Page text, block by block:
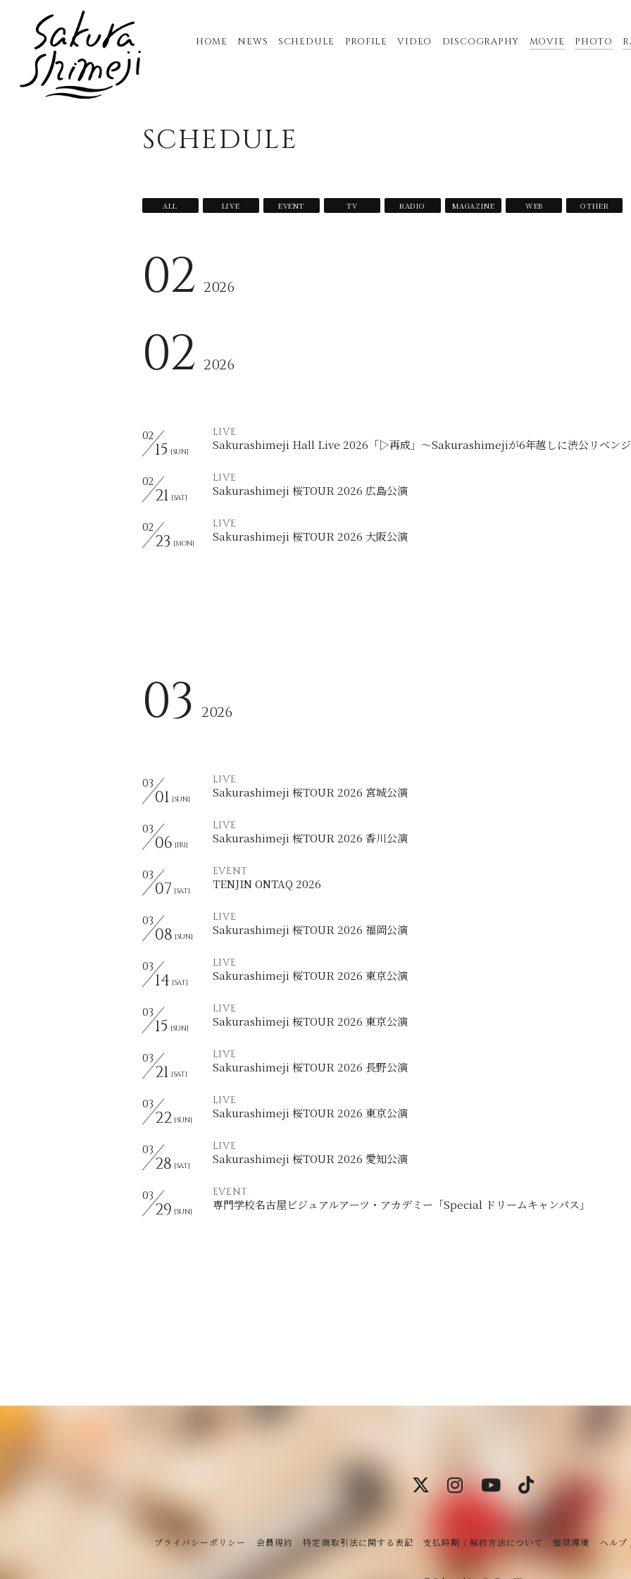
HOME NEWS SCHEDULE PROFILE VIDEO DISCOGRAPHY MOVIE PHOTO
SCHEDULE
ALL LIVE EVENT TV RADIO MAGAZINE WEB OTHER
02 2026
02 2026
02
15 [SUN]
LIVE
Sakurashimeji Hall Live 2026「▷再成」〜Sakurashimejiが6年越しに渋公リベンジ
02
21 [SAT]
LIVE
Sakurashimeji 桜TOUR 2026 広島公演
02
23 [MON]
LIVE
Sakurashimeji 桜TOUR 2026 大阪公演
03 2026
03
01 [SUN]
LIVE
Sakurashimeji 桜TOUR 2026 宮城公演
03
06 [FRI]
LIVE
Sakurashimeji 桜TOUR 2026 香川公演
03
07 [SAT]
EVENT
TENJIN ONTAQ 2026
03
08 [SUN]
LIVE
Sakurashimeji 桜TOUR 2026 福岡公演
03
14 [SAT]
LIVE
Sakurashimeji 桜TOUR 2026 東京公演
03
15 [SUN]
LIVE
Sakurashimeji 桜TOUR 2026 東京公演
03
21 [SAT]
LIVE
Sakurashimeji 桜TOUR 2026 長野公演
03
22 [SUN]
LIVE
Sakurashimeji 桜TOUR 2026 東京公演
03
28 [SAT]
LIVE
Sakurashimeji 桜TOUR 2026 愛知公演
03
29 [SUN]
EVENT
専門学校名古屋ビジュアルアーツ・アカデミー「Special ドリームキャンパス」
プライバシーポリシー 会員規約 特定商取引法に関する表記 支払時期 / 解約方法について 推奨環境 ヘルプ